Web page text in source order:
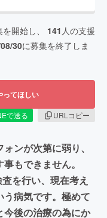
開始し、 141 人の支援
30に募集を終了しま
ってほしい
で送る
URLコピー
ンが次第に弱り、
もできません。
を行い、現在考え
病気です。極めて
後の治療の為にか